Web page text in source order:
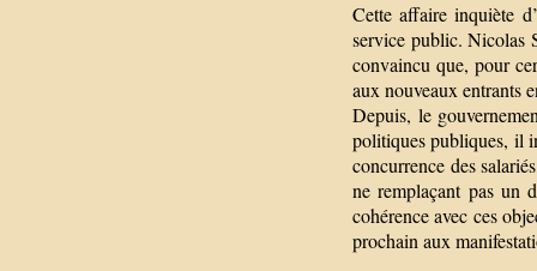
Cette affaire inquiète
service public. Nicolas
convaincu que, pour
aux nouveaux entrants
Depuis, le
politiques publiques, il
concurrence des
ne remplaçant pas un
cohérence avec ces
prochain aux